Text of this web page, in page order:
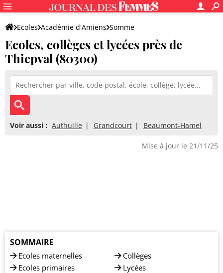
Ecoles Académie d'Amiens Somme
Ecoles, collèges et lycées près de
Thiepval (80300)
Voir aussi : Authuille Grandcourt Beaumont-Hamel
Mise à jour le 21/11/25
SOMMAIRE
Ecoles maternelles
Ecoles primaires
Collèges
Lycées